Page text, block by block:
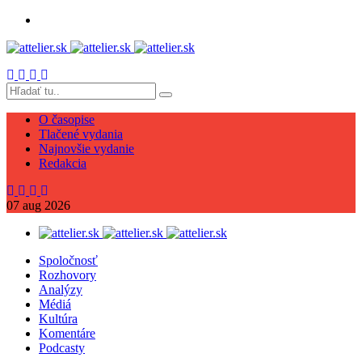
O časopise
Tlačené vydania
Najnovšie vydanie
Redakcia
07 aug 2026
Spoločnosť
Rozhovory
Analýzy
Médiá
Kultúra
Komentáre
Podcasty